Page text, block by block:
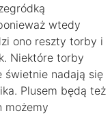
wtedy
ono reszty torby i
Niektóre torby
świetnie nadają się
Plusem będą też
możemy